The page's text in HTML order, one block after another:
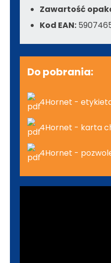
Zawartość
Kod EAN:
Do pobrania:
4Hornet -
4Hornet - karta
4Hornet -